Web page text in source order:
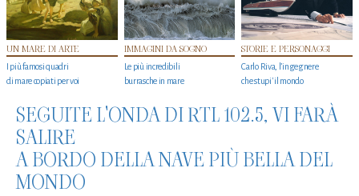
UN MARE DI ARTE
I più famosi quadri
di mare copiati per voi
IMMAGINI DA SOGNO
Le più incredibili
burrasche in mare
STORIE E PERSONAGGI
Carlo Riva, l’ingegnere
che stupi' il mondo
SEGUITE L'ONDA DI RTL 102.5, VI FARÀ
SALIRE
A BORDO DELLA NAVE PIÙ BELLA DEL
MONDO